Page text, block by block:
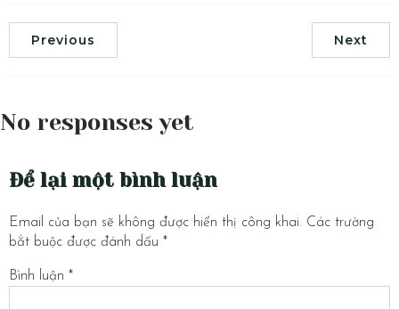
Previous Next
No responses yet
Để lại một bình luận
Email của bạn sẽ không được hiển thị công khai. Các trường
bắt buộc được đánh dấu *
Bình luận *